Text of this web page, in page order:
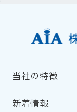
当社の特徴
新着情報